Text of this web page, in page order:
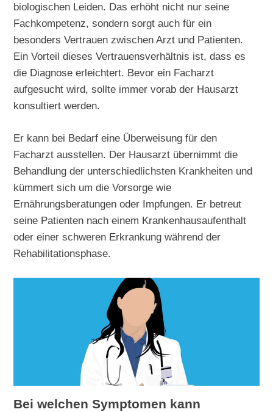
biologischen Leiden. Das erhöht nicht nur seine
Fachkompetenz, sondern sorgt auch für ein
besonders Vertrauen zwischen Arzt und Patienten.
Ein Vorteil dieses Vertrauensverhältnis ist, dass es
die Diagnose erleichtert. Bevor ein Facharzt
aufgesucht wird, sollte immer vorab der Hausarzt
konsultiert werden.
Er kann bei Bedarf eine Überweisung für den
Facharzt ausstellen. Der Hausarzt übernimmt die
Behandlung der unterschiedlichsten Krankheiten und
kümmert sich um die Vorsorge wie
Ernährungsberatungen oder Impfungen. Er betreut
seine Patienten nach einem Krankenhausaufenthalt
oder einer schweren Erkrankung während der
Rehabilitationsphase.
Bei welchen Symptomen kann